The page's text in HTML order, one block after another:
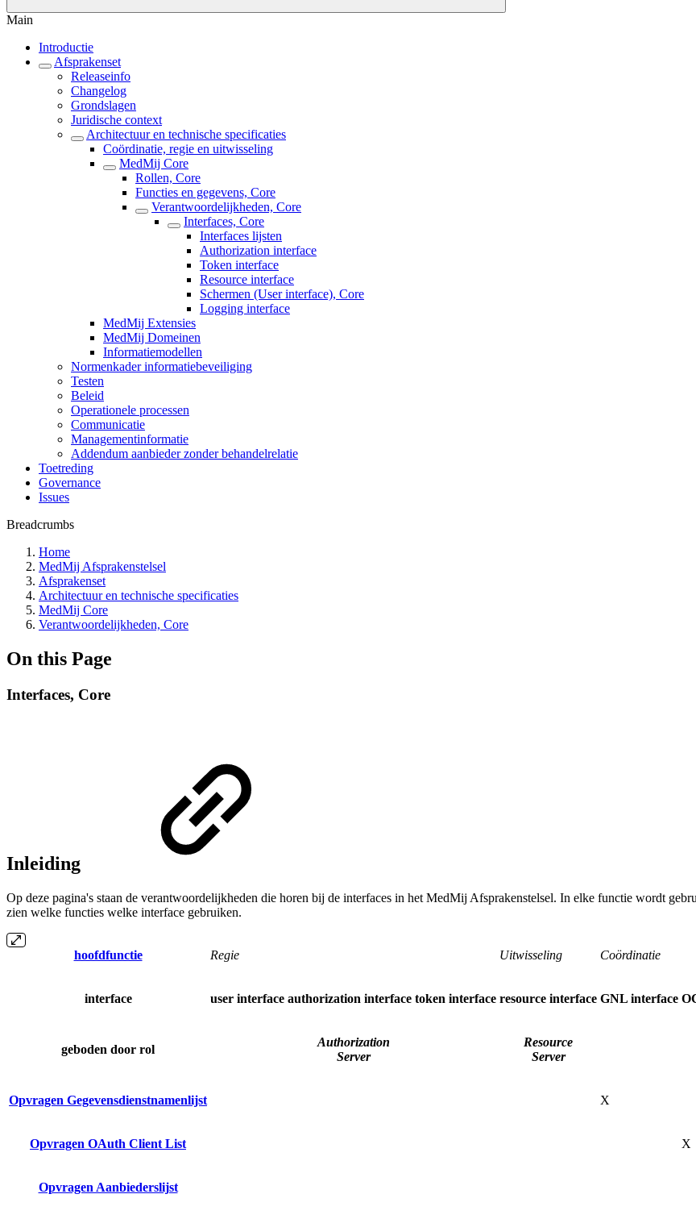
Main
Introductie
Afsprakenset
Releaseinfo
Changelog
Grondslagen
Juridische context
Architectuur en technische specificaties
Coördinatie, regie en uitwisseling
MedMij Core
Rollen, Core
Functies en gegevens, Core
Verantwoordelijkheden, Core
Interfaces, Core
Interfaces lijsten
Authorization interface
Token interface
Resource interface
Schermen (User interface), Core
Logging interface
MedMij Extensies
MedMij Domeinen
Informatiemodellen
Normenkader informatiebeveiliging
Testen
Beleid
Operationele processen
Communicatie
Managementinformatie
Addendum aanbieder zonder behandelrelatie
Toetreding
Governance
Issues
Breadcrumbs
Home
MedMij Afsprakenstelsel
Afsprakenset
Architectuur en technische specificaties
MedMij Core
Verantwoordelijkheden, Core
On this Page
Interfaces, Core
Inleiding
Op deze pagina's staan de verantwoordelijkheden die horen bij de interfaces in het MedMij Afsprakenstelsel. In elke functie wordt
zien welke functies welke interface gebruiken.
hoofdfunctie Regie Uitwisseling Coördinatie
interface user interface authorization interface token interface resource interface GNL interface
geboden door rol
Authorization
Server
Resource
Server
Opvragen Gegevensdienstnamenlijst X
Opvragen OAuth Client List X
Opvragen Aanbiederslijst